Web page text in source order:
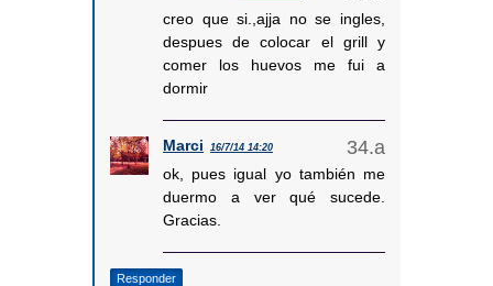
creo que si.,ajja no se ingles,
despues de colocar el grill y
comer los huevos me fui a
dormir
Marci 16/7/14 14:20
ok, pues igual yo también me
duermo a ver qué sucede.
Gracias.
Responder